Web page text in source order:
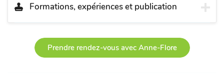
Formations, expériences et publication
Prendre rendez-vous avec Anne-Flore